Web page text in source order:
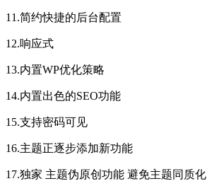
11.简约快捷的后台配置
12.响应式
13.内置WP优化策略
14.内置出色的SEO功能
15.支持密码可见
16.主题正逐步添加新功能
17.独家 主题伪原创功能 避免主题同质化